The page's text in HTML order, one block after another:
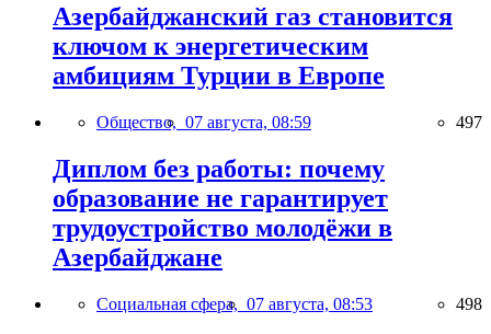
Азербайджанский газ становится
ключом к энергетическим
амбициям Турции в Европе
Общество, 07 августа, 08:59 497
Диплом без работы: почему
образование не гарантирует
трудоустройство молодёжи в
Азербайджане
Социальная сфера, 07 августа, 08:53 498